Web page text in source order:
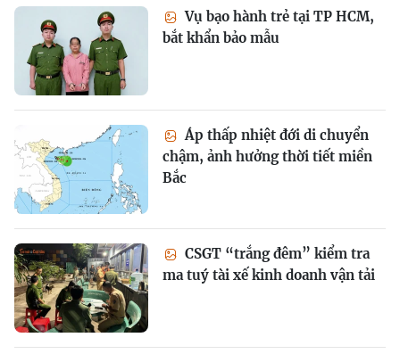
Vụ bạo hành trẻ tại TP HCM,
bắt khẩn bảo mẫu
Áp thấp nhiệt đới di chuyển
chậm, ảnh hưởng thời tiết miền
Bắc
CSGT “trắng đêm” kiểm tra
ma tuý tài xế kinh doanh vận tải